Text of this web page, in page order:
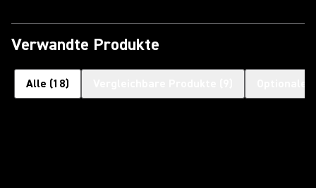
Verwandte Produkte
Alle (18)